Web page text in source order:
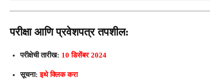
परीक्षा आणि प्रवेशपत्र तपशील:
परीक्षेची तारीख: 10 डिसेंबर 2024
सूचना:इथे क्लिक करा